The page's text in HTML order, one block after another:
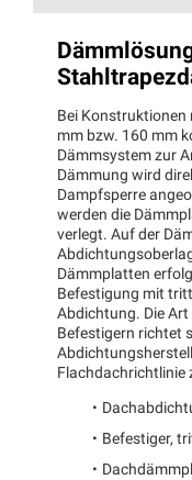
Bei
mm bzw. 160 mm
Dämmsystem zur
Dämmung wird
Dampfsperre
werden die
verlegt. Auf der
Dämmplatten
Befestigung mit
Abdichtung. Die
Befestigern richtet
Flachdachrichtlinie
Befestiger,